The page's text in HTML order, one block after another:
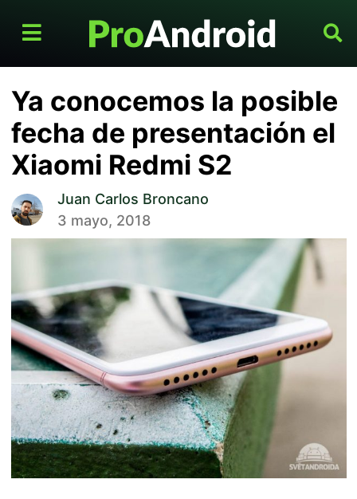
Ya conocemos la posible
fecha de presentación el
Xiaomi Redmi S2
Juan Carlos Broncano
3 mayo, 2018